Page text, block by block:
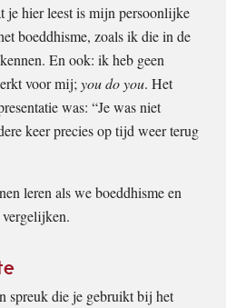
je hier leest is mijn persoonlijke
boeddhisme, zoals ik die in de
En ook: ik heb geen
voor mij; you do you. Het
was: “Je was niet
keer precies op tijd weer terug
leren als we boeddhisme en
spreuk die je gebruikt bij het